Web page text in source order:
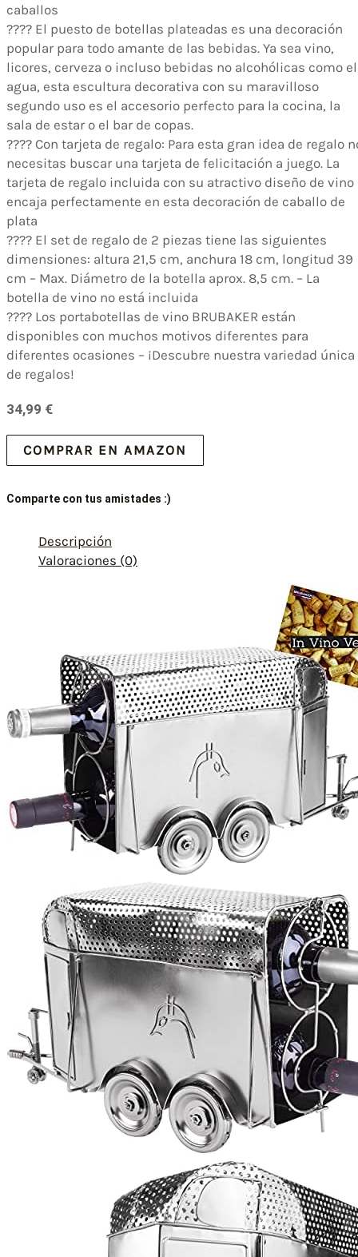
caballos
???? El puesto de botellas plateadas es una decoración
popular para todo amante de las bebidas. Ya sea vino,
licores, cerveza o incluso bebidas no alcohólicas como el
agua, esta escultura decorativa con su maravilloso
segundo uso es el accesorio perfecto para la cocina, la
sala de estar o el bar de copas.
???? Con tarjeta de regalo: Para esta gran idea de regalo
necesitas buscar una tarjeta de felicitación a juego. La
tarjeta de regalo incluida con su atractivo diseño de vino
encaja perfectamente en esta decoración de caballo de
plata
???? El set de regalo de 2 piezas tiene las siguientes
dimensiones: altura 21,5 cm, anchura 18 cm, longitud 39
cm – Max. Diámetro de la botella aprox. 8,5 cm. – La
botella de vino no está incluida
???? Los portabotellas de vino BRUBAKER están
disponibles con muchos motivos diferentes para
diferentes ocasiones – ¡Descubre nuestra variedad única
de regalos!
34,99 €
COMPRAR EN AMAZON
Comparte con tus amistades :)
Descripción
Valoraciones (0)